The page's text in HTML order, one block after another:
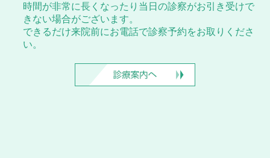
時間が非常に長くなったり当日の診察がお引き受けで
きない場合がございます。
できるだけ来院前にお電話で診察予約をお取りくださ
い。